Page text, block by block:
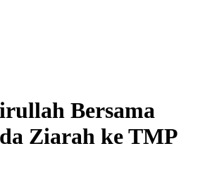
Bersama
Ziarah ke TMP